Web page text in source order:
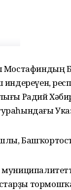
Мостафиндың
индереүен,
Радий
тормошҡа